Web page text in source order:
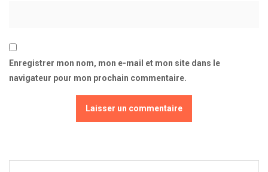
Enregistrer mon nom, mon e-mail et mon site dans le
navigateur pour mon prochain commentaire.